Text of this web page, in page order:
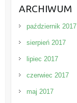
ARCHIWUM
październik 2017
sierpień 2017
lipiec 2017
czerwiec 2017
maj 2017